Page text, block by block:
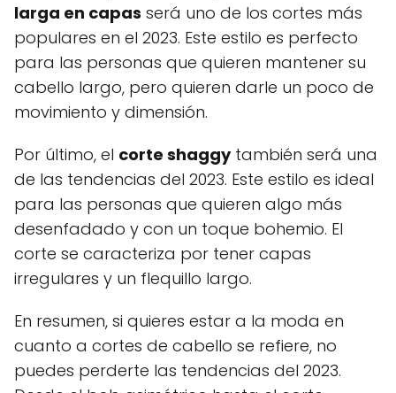
larga en capas será uno de los cortes más
populares en el 2023. Este estilo es perfecto
para las personas que quieren mantener su
cabello largo, pero quieren darle un poco de
movimiento y dimensión.
Por último, el corte shaggytambién será una
de las tendencias del 2023. Este estilo es ideal
para las personas que quieren algo más
desenfadado y con un toque bohemio. El
corte se caracteriza por tener capas
irregulares y un flequillo largo.
En resumen, si quieres estar a la moda en
cuanto a cortes de cabello se refiere, no
puedes perderte las tendencias del 2023.